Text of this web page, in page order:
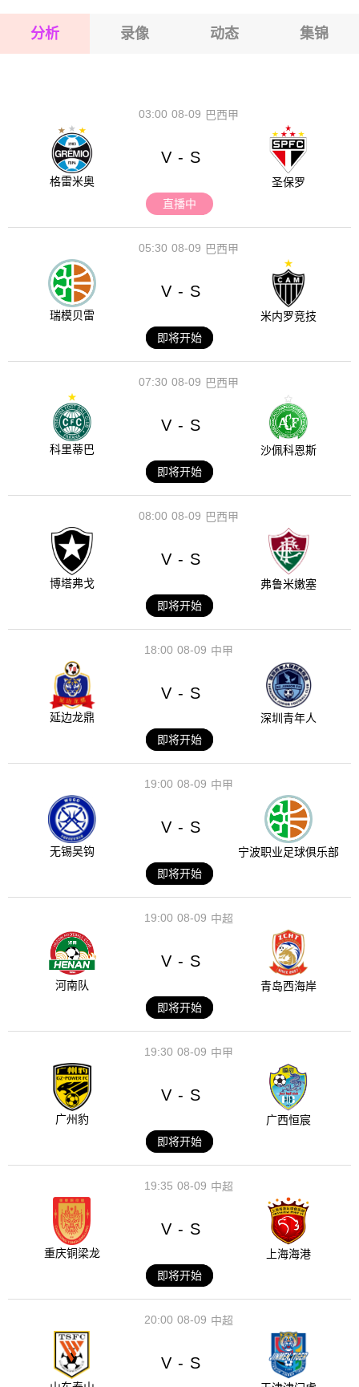
2026-08-17 【芬甲】 哈卡VS查普斯
分析 录像 动态 集锦
08-09
03:00 巴西甲
格雷米奥
V - S
圣保罗
直播中
08-09
05:30 巴西甲
瑞模贝雷
V - S
米内罗竞技
即将开始
08-09
07:30 巴西甲
科里蒂巴
V - S
沙佩科恩斯
即将开始
08-09
08:00 巴西甲
博塔弗戈
V - S
弗鲁米嫩塞
即将开始
08-09
18:00 中甲
延边龙鼎
V - S
深圳青年人
即将开始
08-09
19:00 中甲
无锡吴钩
V - S
宁波职业足球俱乐部
即将开始
08-09
19:00 中超
河南队
V - S
青岛西海岸
即将开始
08-09
19:30 中甲
广州豹
V - S
广西恒宸
即将开始
08-09
19:35 中超
重庆铜梁龙
V - S
上海海港
即将开始
08-09
20:00 中超
V - S